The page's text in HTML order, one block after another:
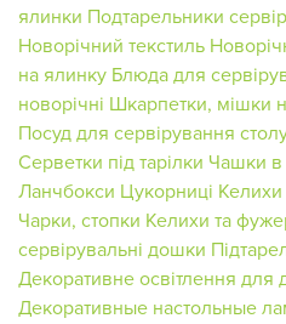
ялинки Подтарельники
Новорічний текстиль
на ялинку Блюда для
новорічні Шкарпетки, мішки
Посуд для сервірування
Серветки під тарілки Чашки в
Ланчбокси Цукорниці
Чарки, стопки Келихи та
сервірувальні дошки
Декоративне освітлення для
Декоративные настольные